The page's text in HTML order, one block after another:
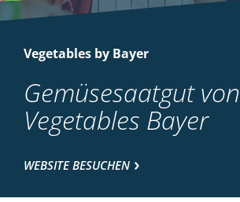
Vegetables by Bayer
Gemüsesaatgut von
Vegetables Bayer
WEBSITE BESUCHEN